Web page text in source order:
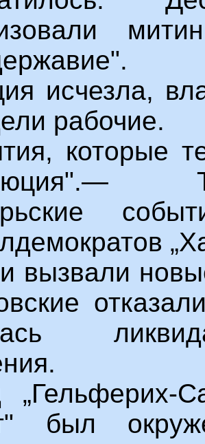
исчезла,
рабочие.
которые
вызвали
был